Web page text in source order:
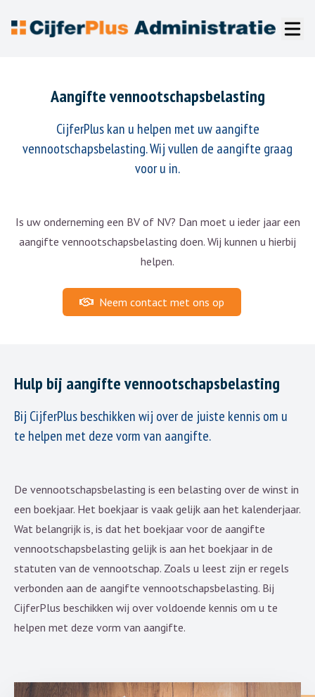
Aangifte vennootschapsbelasting
CijferPlus kan u helpen met uw aangifte
vennootschapsbelasting. Wij vullen de aangifte graag
voor u in.
Is uw onderneming een BV of NV? Dan moet u ieder jaar een
aangifte vennootschapsbelasting doen. Wij kunnen u hierbij
helpen.
Neem contact met ons op
Hulp bij aangifte vennootschapsbelasting
Bij CijferPlus beschikken wij over de juiste kennis om u
te helpen met deze vorm van aangifte.
De vennootschapsbelasting is een belasting over de winst in
een boekjaar. Het boekjaar is vaak gelijk aan het kalenderjaar.
Wat belangrijk is, is dat het boekjaar voor de aangifte
vennootschapsbelasting gelijk is aan het boekjaar in de
statuten van de vennootschap. Zoals u leest zijn er regels
verbonden aan de aangifte vennootschapsbelasting. Bij
CijferPlus beschikken wij over voldoende kennis om u te
helpen met deze vorm van aangifte.